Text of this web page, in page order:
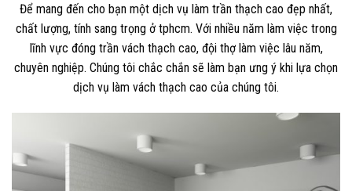
Để mang đến cho bạn một dịch vụ làm trần thạch cao đẹp nhất,
chất lượng, tính sang trọng ở tphcm. Với nhiều năm làm việc trong
lĩnh vực đóng trần vách thạch cao, đội thợ làm việc lâu năm,
chuyên nghiệp. Chúng tôi chắc chắn sẽ làm bạn ưng ý khi lựa chọn
dịch vụ làm vách thạch cao của chúng tôi.